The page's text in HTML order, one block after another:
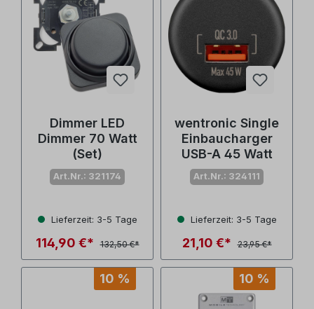
Dimmer LED
Dimmer 70 Watt
(Set)
Art.Nr.: 321174
Lieferzeit: 3-5 Tage
114,90 €* 132,50 €*
wentronic Single
Einbaucharger
USB-A 45 Watt
Art.Nr.: 324111
Lieferzeit: 3-5 Tage
21,10 €* 23,95 €*
10 % 10 %